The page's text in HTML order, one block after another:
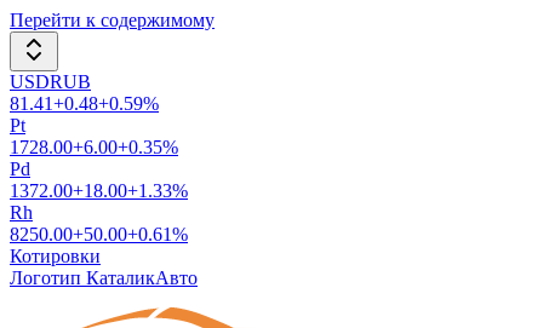
Перейти к содержимому
USDRUB
81.41+0.48+0.59%
Pt
1728.00+6.00+0.35%
Pd
1372.00+18.00+1.33%
Rh
8250.00+50.00+0.61%
Котировки
Логотип КаталикАвто